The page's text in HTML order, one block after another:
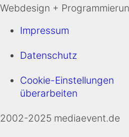
Webdesign +
Impressum
Datenschutz
Cookie-Einstellungen
überarbeiten
2002-2025 mediaevent.de